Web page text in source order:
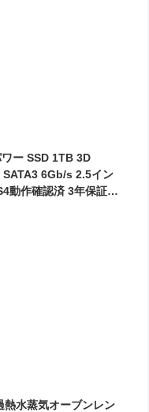
ー SSD 1TB 3D
SATA3 6Gb/s 2.5イン
動作確認済 3年保証
熱水蒸気オーブンレン